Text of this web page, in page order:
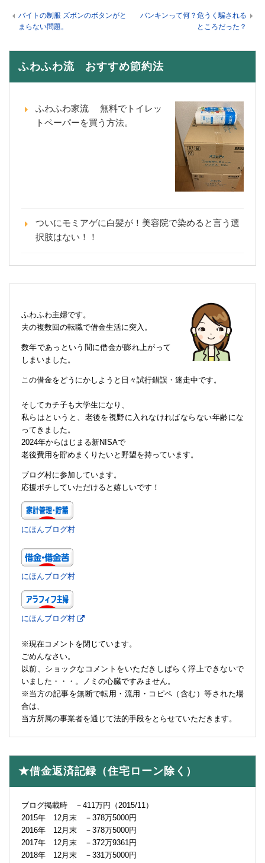
バイトの制服 ズボンのボタンがと
まらない問題。
バンキンって何？危うく騙される
ところだった？
ふわふわ流 おすすめ節約法
ふわふわ家流 無料でトイレッ
トペーパーを買う方法。
ついにモミアゲに白髪が！美容院で染めると言う選
択肢はない！！
ふわふわ主婦です。
夫の複数回の転職で借金生活に突入。
数年であっという間に借金が膨れ上がって
しまいました。
この借金をどうにかしようと日々試行錯誤・迷走中です。
そしてカチ子も大学生になり、
私らはというと、老後を視野に入れなければならない年齢にな
ってきました。
2024年からはじまる新NISAで
老後費用を貯めまくりたいと野望を持っています。
ブログ村に参加しています。
応援ポチしていただけると嬉しいです！
にほんブログ村
にほんブログ村
にほんブログ村
※現在コメントを閉じています。
ごめんなさい。
以前、ショックなコメントをいただきしばらく浮上できないで
いました・・・。ノミの心臓ですみません。
※当方の記事を無断で転用・流用・コピペ（含む）等された場
合は、
当方所属の事業者を通じて法的手段をとらせていただきます。
★借金返済記録（住宅ローン除く）
ブログ掲載時 －411万円（2015/11）
2015年 12月末 －378万5000円
2016年 12月末 －378万5000円
2017年 12月末 －372万9361円
2018年 12月末 －331万5000円